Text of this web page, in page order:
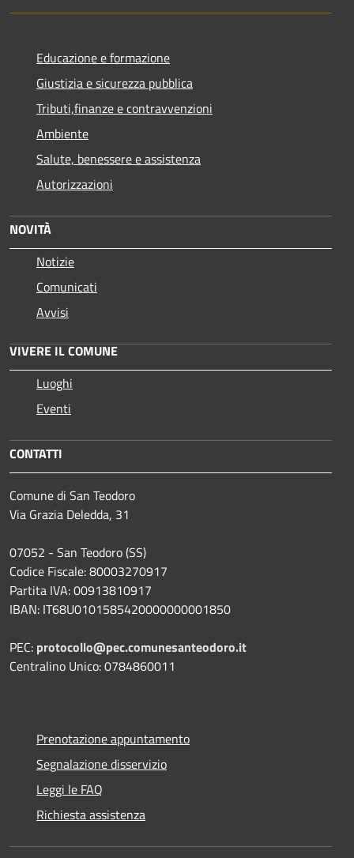
Educazione e formazione
Giustizia e sicurezza pubblica
Tributi,finanze e contravvenzioni
Ambiente
Salute, benessere e assistenza
Autorizzazioni
NOVITÀ
Notizie
Comunicati
Avvisi
VIVERE IL COMUNE
Luoghi
Eventi
CONTATTI
Comune di San Teodoro
Via Grazia Deledda, 31
07052 - San Teodoro (SS)
Codice Fiscale: 80003270917
Partita IVA: 00913810917
IBAN: IT68U0101585420000000001850
PEC: protocollo@pec.comunesanteodoro.it
Centralino Unico: 0784860011
Prenotazione appuntamento
Segnalazione disservizio
Leggi le FAQ
Richiesta assistenza